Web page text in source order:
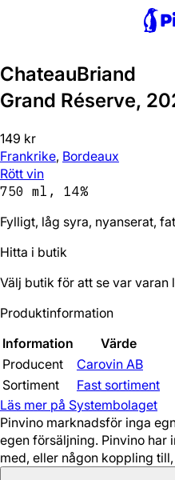
ChateauBriand
Grand Réserve,
149 kr
Frankrike, Bordeaux
Rött vin
750 ml, 14%
Fylligt, låg syra, nyanserat,
Hitta i butik
Välj butik för att se var varan
Produktinformation
Information
Värde
Producent
Carovin AB
Sortiment
Fast sortiment
Läs mer på Systembolaget
Pinvino marknadsför inga
egen försäljning. Pinvino har
med, eller någon koppling